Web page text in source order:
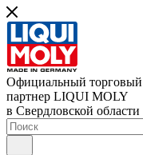
Официальный торговый
партнер LIQUI MOLY
в Свердловской области